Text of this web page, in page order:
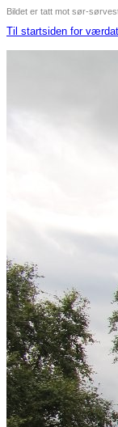
Bildet er tatt mot sør-
Til startsiden for